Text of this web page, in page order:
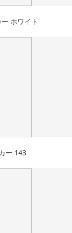
ホワイト
ー 143